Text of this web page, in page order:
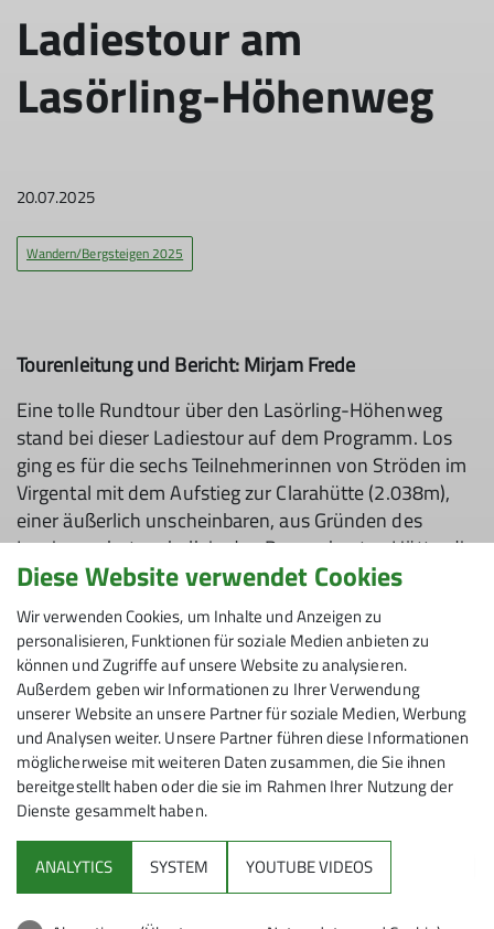
Ladiestour am
Lasörling-Höhenweg
20.07.2025
Wandern/Bergsteigen 2025
Tourenleitung und Bericht: Mirjam Frede
Eine tolle Rundtour über den Lasörling-Höhenweg
stand bei dieser Ladiestour auf dem Programm. Los
ging es für die sechs Teilnehmerinnen von Ströden im
Virgental mit dem Aufstieg zur Clarahütte (2.038m),
einer äußerlich unscheinbaren, aus Gründen des
Lawinenschutzes halb in den Berg gebauten Hütte, die
über die Islitzer Alm und vorbei an den
beeindruckenden Umbalfällen erreicht wurde. Nach
eine Pause ging es weiter Richtung Isel-Ursprung,
immer im Blick die imposante Rötspitz (3.495m).
Deren Besteigung allerdings war aufgrund der
fortgeschrittenen Zeit nicht vorgesehen, so dass man
vor dem Abendessen wieder rechtzeitig auf der Hütte
zurück war.
Am zweiten Tag ging es durch das Darbertal zur Neuen
Reichenberger Hütte (2.586 m). Trotz
Gewitterwarnung spielte das Wetter mit, und so
konnte im Göslessee ein ausgiebiger Badestopp
Diese Website verwendet Cookies
Wir verwenden Cookies, um Inhalte und Anzeigen zu
personalisieren, Funktionen für soziale Medien anbieten zu
können und Zugriffe auf unsere Website zu analysieren.
Außerdem geben wir Informationen zu Ihrer Verwendung
unserer Website an unsere Partner für soziale Medien, Werbung
und Analysen weiter. Unsere Partner führen diese Informationen
möglicherweise mit weiteren Daten zusammen, die Sie ihnen
bereitgestellt haben oder die sie im Rahmen Ihrer Nutzung der
Dienste gesammelt haben.
ANALYTICS SYSTEM YOUTUBE VIDEOS